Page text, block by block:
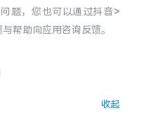
题，您也可以通过抖音>
帮助向应用咨询反馈。
收起